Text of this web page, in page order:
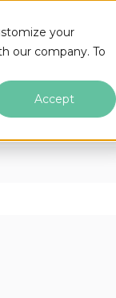
your
our company. To
Accept